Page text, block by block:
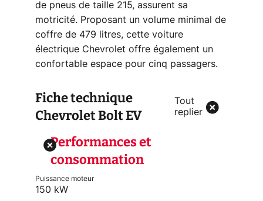
de pneus de taille 215, assurent sa
motricité. Proposant un volume minimal de
coffre de 479 litres, cette voiture
électrique Chevrolet offre également un
confortable espace pour cinq passagers.
Fiche technique
Chevrolet Bolt EV
Tout
replier
Performances et
consommation
Puissance moteur
150 kW